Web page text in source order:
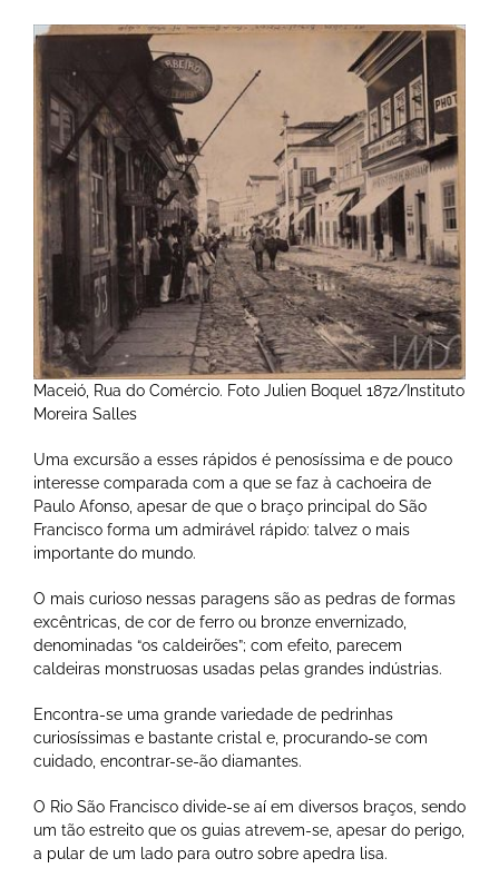
Maceió, Rua do Comércio. Foto Julien Boquel 1872/Instituto
Moreira Salles
Uma excursão a esses rápidos é penosíssima e de pouco
interesse comparada com a que se faz à cachoeira de
Paulo Afonso, apesar de que o braço principal do São
Francisco forma um admirável rápido: talvez o mais
importante do mundo.
O mais curioso nessas paragens são as pedras de formas
excêntricas, de cor de ferro ou bronze envernizado,
denominadas “os caldeirões”; com efeito, parecem
caldeiras monstruosas usadas pelas grandes indústrias.
Encontra-se uma grande variedade de pedrinhas
curiosíssimas e bastante cristal e, procurando-se com
cuidado, encontrar-se-ão diamantes.
O Rio São Francisco divide-se aí em diversos braços, sendo
um tão estreito que os guias atrevem-se, apesar do perigo,
a pular de um lado para outro sobre apedra lisa.